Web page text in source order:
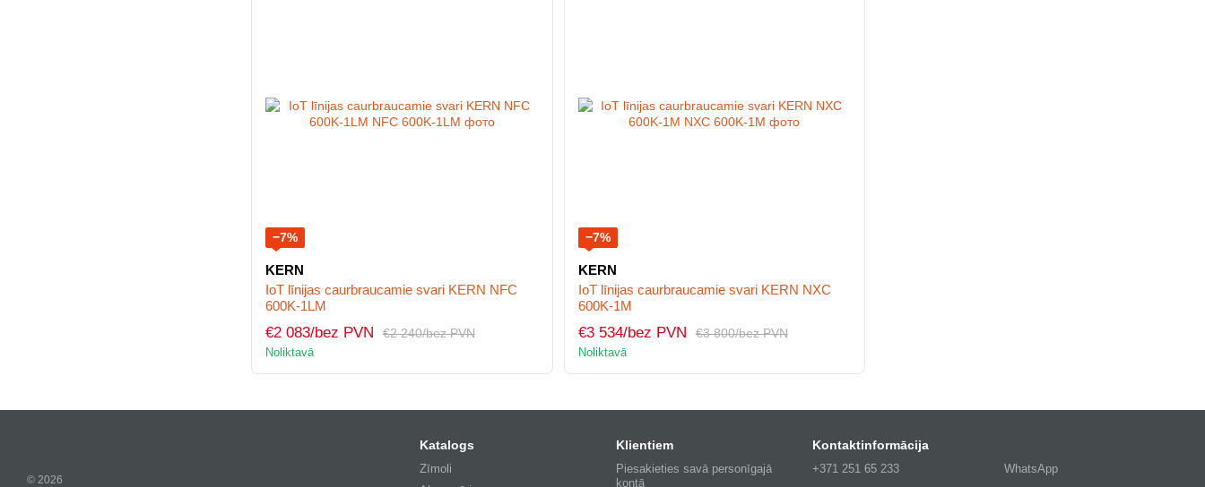
−7%
KERN
IoT līnijas caurbraucamie svari KERN NFC
600K-1LM
€2 240/bez PVN
€2 083/bez PVN
Noliktavā
−7%
KERN
IoT līnijas caurbraucamie svari KERN NXC
600K-1M
€3 800/bez PVN
€3 534/bez PVN
Noliktavā
© 2026
Katalogs
Zīmoli
Klientiem
Piesakieties savā personīgajā
kontā
Kontaktinformācija
+371 251 65 233
WhatsApp